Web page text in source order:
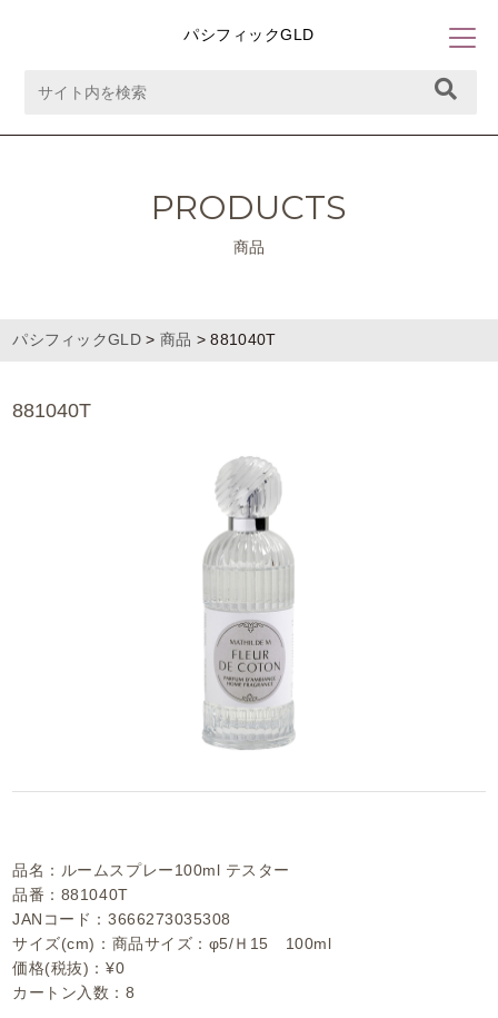
パシフィックGLD
PRODUCTS
商品
パシフィックGLD> 商品 >881040T
881040T
品名：ルームスプレー100ml テスター
品番：881040T
JANコード：3666273035308
サイズ(cm)：商品サイズ：φ5/Ｈ15 100ml
価格(税抜)：¥0
カートン入数：8